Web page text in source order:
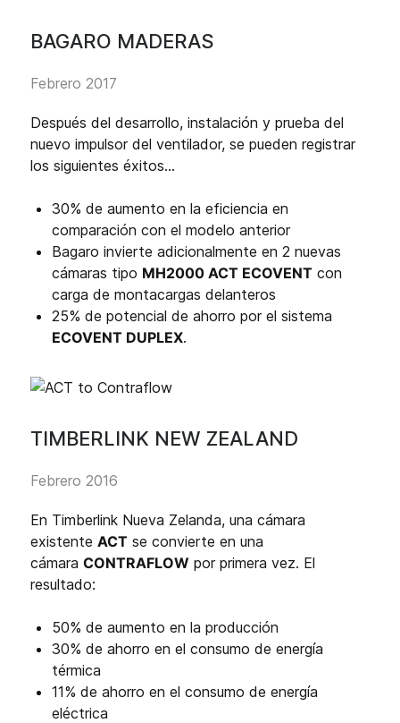
BAGARO MADERAS
Febrero 2017
Después del desarrollo, instalación y prueba del
nuevo impulsor del ventilador, se pueden registrar
los siguientes éxitos...
30% de aumento en la eficiencia en
comparación con el modelo anterior
Bagaro invierte adicionalmente en 2 nuevas
cámaras tipo MH2000 ACT ECOVENT con
carga de montacargas delanteros
25% de potencial de ahorro por el sistema
ECOVENT DUPLEX.
TIMBERLINK NEW ZEALAND
Febrero 2016
En Timberlink Nueva Zelanda, una cámara
existente ACT se convierte en una
cámara CONTRAFLOW por primera vez. El
resultado:
50% de aumento en la producción
30% de ahorro en el consumo de energía
térmica
11% de ahorro en el consumo de energía
eléctrica